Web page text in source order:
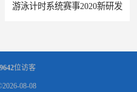
攀枝花记分系统厂家
位访客
08-08